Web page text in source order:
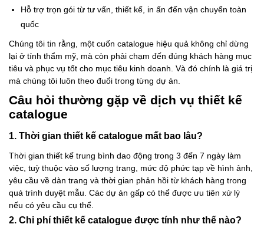
Hỗ trợ trọn gói từ tư vấn, thiết kế, in ấn đến vận chuyển toàn
quốc
Chúng tôi tin rằng, một cuốn catalogue hiệu quả không chỉ dừng
lại ở tính thẩm mỹ, mà còn phải chạm đến đúng khách hàng mục
tiêu và phục vụ tốt cho mục tiêu kinh doanh. Và đó chính là giá trị
mà chúng tôi luôn theo đuổi trong từng dự án.
Câu hỏi thường gặp về dịch vụ thiết kế
catalogue
1. Thời gian thiết kế catalogue mất bao lâu?
Thời gian thiết kế trung bình dao động trong 3 đến 7 ngày làm
việc, tuỳ thuộc vào số lượng trang, mức độ phức tạp về hình ảnh,
yêu cầu về dàn trang và thời gian phản hồi từ khách hàng trong
quá trình duyệt mẫu. Các dự án gấp có thể được ưu tiên xử lý
nếu có yêu cầu cụ thể.
2. Chi phí thiết kế catalogue được tính như thế nào?